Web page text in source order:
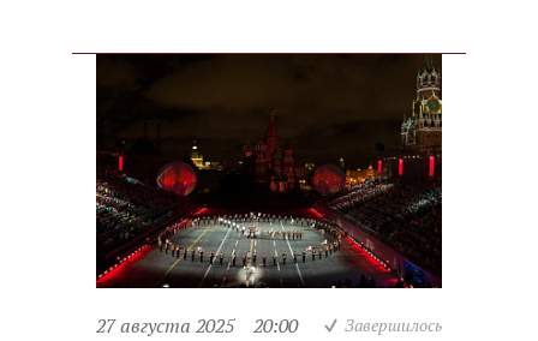
27 августа 2025 20:00 Завершилось